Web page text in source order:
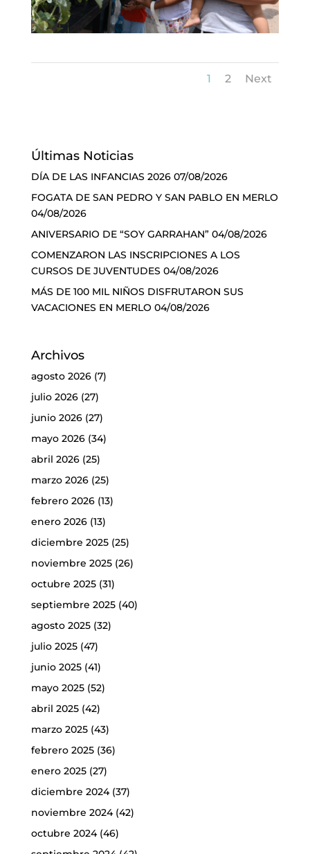
1 2 Next
Últimas Noticias
DÍA DE LAS INFANCIAS 2026 07/08/2026
FOGATA DE SAN PEDRO Y SAN PABLO EN MERLO
04/08/2026
ANIVERSARIO DE “SOY GARRAHAN” 04/08/2026
COMENZARON LAS INSCRIPCIONES A LOS
CURSOS DE JUVENTUDES 04/08/2026
MÁS DE 100 MIL NIÑOS DISFRUTARON SUS
VACACIONES EN MERLO 04/08/2026
Archivos
agosto 2026(7)
julio 2026(27)
junio 2026(27)
mayo 2026(34)
abril 2026(25)
marzo 2026(25)
febrero 2026(13)
enero 2026(13)
diciembre 2025(25)
noviembre 2025(26)
octubre 2025(31)
septiembre 2025(40)
agosto 2025(32)
julio 2025(47)
junio 2025(41)
mayo 2025(52)
abril 2025(42)
marzo 2025(43)
febrero 2025(36)
enero 2025(27)
diciembre 2024(37)
noviembre 2024(42)
octubre 2024(46)